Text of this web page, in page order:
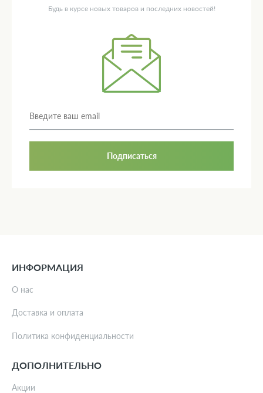
Будь в курсе новых товаров и последних новостей!
Подписаться
ИНФОРМАЦИЯ
О нас
Доставка и оплата
Политика конфиденциальности
ДОПОЛНИТЕЛЬНО
Акции